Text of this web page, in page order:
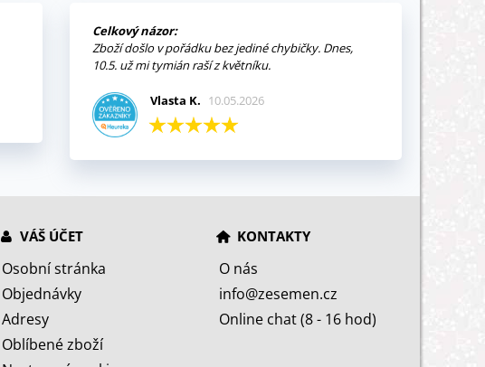
Celkový názor:
Zboží došlo v pořádku bez jediné chybičky. Dnes,
10.5. už mi tymián raší z květníku.
Vlasta K. 10.05.2026
VÁŠ ÚČET
Osobní stránka
Objednávky
Adresy
Oblíbené zboží
KONTAKTY
O nás
info@zesemen.cz
Online chat (8 - 16 hod)